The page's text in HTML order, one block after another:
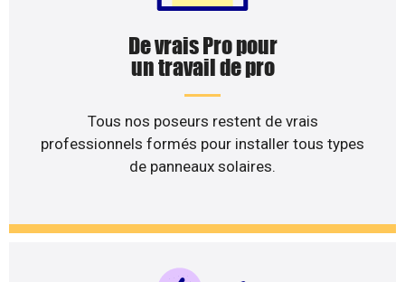
De vrais Pro pour
un travail de pro
Tous nos poseurs restent de vrais
professionnels formés pour installer tous types
de panneaux solaires.